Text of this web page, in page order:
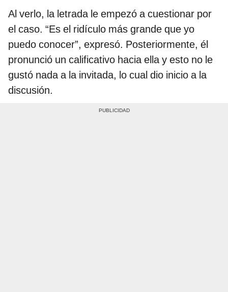
Al verlo, la letrada le empezó a cuestionar por
el caso. “Es el ridículo más grande que yo
puedo conocer”, expresó. Posteriormente, él
pronunció un calificativo hacia ella y esto no le
gustó nada a la invitada, lo cual dio inicio a la
discusión.